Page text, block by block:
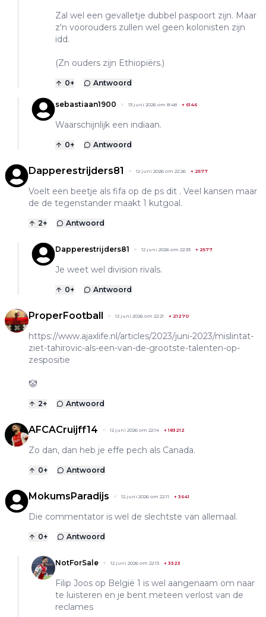
Zal wel een gevalletje dubbel paspoort zijn. Maar
z'n voorouders zullen wel geen kolonisten zijn
idd.
(Zn ouders zijn Ethiopiërs.)
0+ Antwoord
sebastiaan1900 13 juni 2026 om 8:48 + 6146
Waarschijnlijk een indiaan.
0+ Antwoord
Dapperestrijders81 12 juni 2026 om 22:26 + 2577
Voelt een beetje als fifa op de ps dit . Veel kansen maar
de de tegenstander maakt 1 kutgoal.
2+ Antwoord
Dapperestrijders81 12 juni 2026 om 22:33 + 2577
Je weet wel division rivals.
0+ Antwoord
ProperFootball 12 juni 2026 om 22:21 + 21270
https://www.ajaxlife.nl/articles/2023/juni-2023/mislintat-
ziet-tahirovic-als-een-van-de-grootste-talenten-op-
zespositie
🤡
2+ Antwoord
AFCACruijff14 12 juni 2026 om 22:14 +183212
Zo dan, dan heb je effe pech als Canada.
0+ Antwoord
MokumsParadijs 12 juni 2026 om 22:11 + 3641
Die commentator is wel de slechtste van allemaal.
0+ Antwoord
NotForSale 12 juni 2026 om 22:13 + 3323
Filip Joos op België 1 is wel aangenaam om naar
te luisteren en je bent meteen verlost van de
reclames